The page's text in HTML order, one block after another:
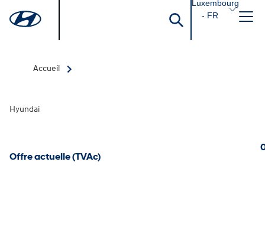
Luxembourg
- FR
Accueil
Hyundai
Offre actuelle (TVAc)